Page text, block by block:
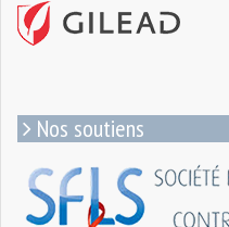
Nos soutiens